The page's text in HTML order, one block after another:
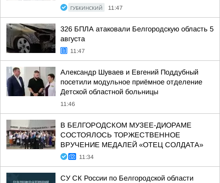
ГУБКИНСКИЙ 11:47
326 БПЛА атаковали Белгородскую область 5
августа
11:47
Александр Шуваев и Евгений Поддубный
посетили модульное приёмное отделение
Детской областной больницы
11:46
В БЕЛГОРОДСКОМ МУЗЕЕ-ДИОРАМЕ
СОСТОЯЛОСЬ ТОРЖЕСТВЕННОЕ
ВРУЧЕНИЕ МЕДАЛЕЙ «ОТЕЦ СОЛДАТА»
11:34
СУ СК России по Белгородской области